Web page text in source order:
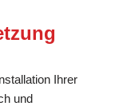
Ihrer
und